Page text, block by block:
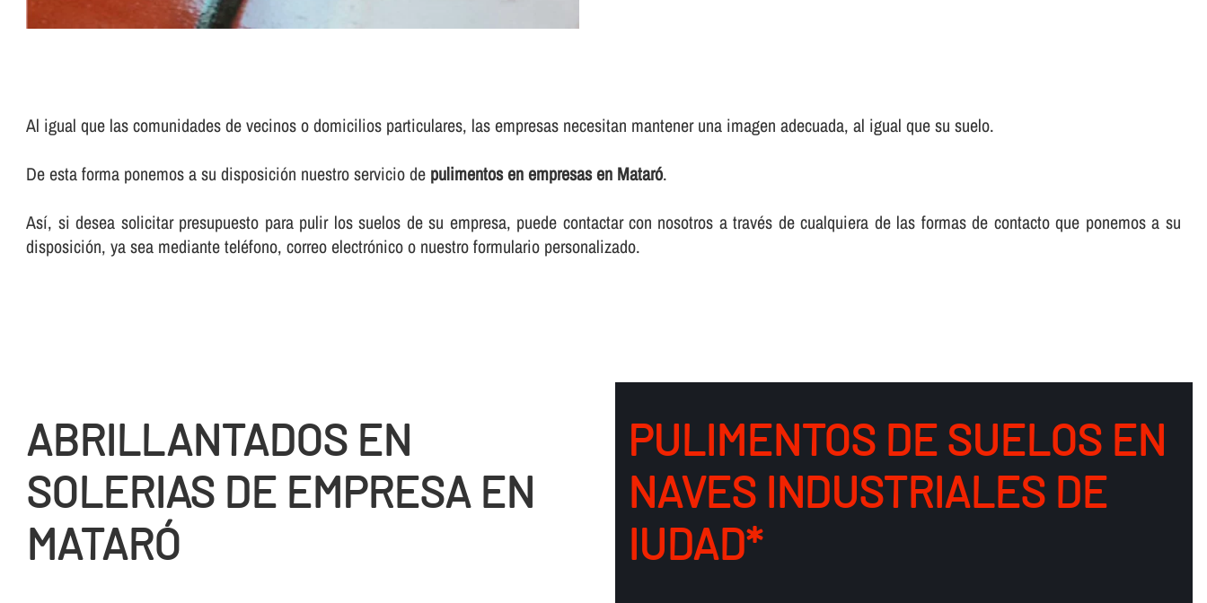
Al igual que las comunidades de vecinos o domicilios particulares, las empresas necesitan mantener una imagen adecuada, al igual que su suelo.
De esta forma ponemos a su disposición nuestro servicio de pulimentos en empresas en Mataró.
Así­, si desea solicitar presupuesto para pulir los suelos de su empresa, puede contactar con nosotros a través de cualquiera de las formas de contacto que ponemos a su
disposición, ya sea mediante teléfono, correo electrónico o nuestro formulario personalizado.
ABRILLANTADOS EN
SOLERIAS DE EMPRESA EN
MATARÓ
PULIMENTOS DE SUELOS EN
NAVES INDUSTRIALES DE
IUDAD*